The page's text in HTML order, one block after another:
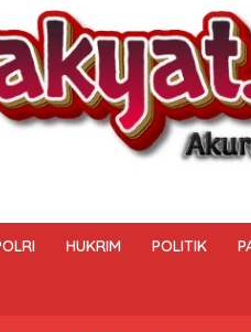
HUKRIM POLITIK